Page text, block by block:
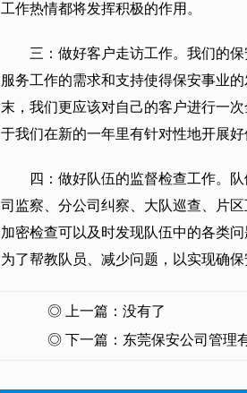
工作热情都将发挥积极的作用。
三：做好客户走访工作。我们的
服务工作的需求和支持使得保安事业
末，我们更应该对自己的客户进行一
于我们在新的一年里有针对性地开展好
四：做好队伍的监督检查工作。
司监察、分公司纠察、大队巡查、片
加密检查可以及时发现队伍中的各类
为了帮教队员、减少问题，以实现确保
◎ 上一篇：没有了
◎ 下一篇： 东莞保安公司管理